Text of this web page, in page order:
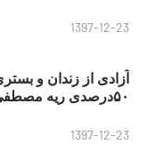
1397-12-23
آزادی از زندان و
۵۰درصدی ریه مصطفی دانشجو
1397-12-23